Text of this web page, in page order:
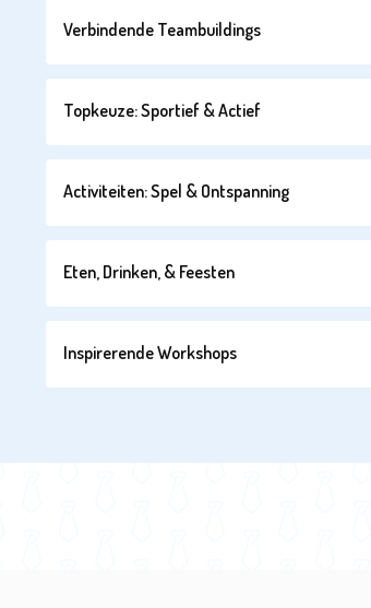
Verbindende Teambuildings
Topkeuze: Sportief & Actief
Activiteiten: Spel & Ontspanning
Eten, Drinken, & Feesten
Inspirerende Workshops